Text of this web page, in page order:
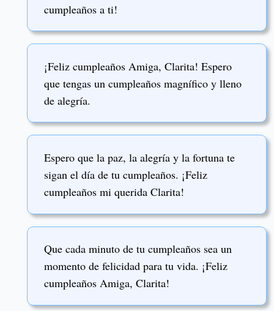
cumpleaños a ti!
¡Feliz cumpleaños Amiga, Clarita! Espero
que tengas un cumpleaños magnífico y lleno
de alegría.
Espero que la paz, la alegría y la fortuna te
sigan el día de tu cumpleaños. ¡Feliz
cumpleaños mi querida Clarita!
Que cada minuto de tu cumpleaños sea un
momento de felicidad para tu vida. ¡Feliz
cumpleaños Amiga, Clarita!